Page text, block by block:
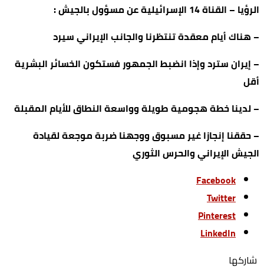
الرؤيا – القناة 14 الإسرائيلية عن مسؤول بالجيش :
– هناك أيام معقدة تنتظرنا والجانب الإيراني سيرد
– إيران سترد وإذا انضبط الجمهور فستكون الخسائر البشرية
أقل
– لدينا خطة هجومية طويلة وواسعة النطاق للأيام المقبلة
– حققنا إنجازا غير مسبوق ووجهنا ضربة موجعة لقيادة
الجيش الإيراني والحرس الثوري
Facebook
Twitter
Pinterest
LinkedIn
‫‫ شاركها‬